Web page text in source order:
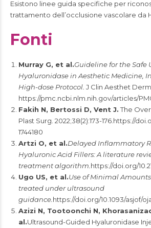
Esistono linee guida specifiche per
trattamento dell’occlusione vascolare da
Fonti
Murray G, et al.Guideline for the Safe
Hyaluronidase in Aesthetic Medicine,
High-dose Protocol. J Clin Aesthet
https://pmc.ncbi.nlm.nih.gov/articles/
Fakih N, Bertossi D, Vent J.The
Plast Surg. 2022;38(2):173-176.https://
1744180
Artzi O, et al.Delayed Inflammatory
Hyaluronic Acid Fillers: A literature
treatment algorithm. https://doi.org/
Ugo US, et al.Use of Minimal
treated under ultrasound
guidance. https://doi.org/10.1093/asjof/
Azizi N, Tootoonchi N,
al.Ultrasound-Guided Hyaluronidase